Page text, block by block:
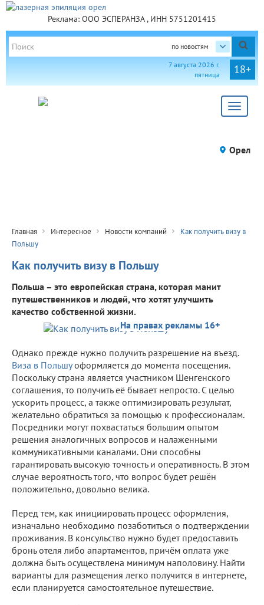
Реклама: ООО ЭСПЕРАНЗА , ИНН 5751201415
по новостям
18+
7 августа 2026 г.
пятница
Toggle
Орел
Главная Интересное Новости компаний
Как получить визу в
Польшу
Как получить визу в Польшу
Польша – это европейская страна, которая манит
путешественников и людей, что хотят улучшить
качество собственной жизни.
На правах рекламы 16+
Однако прежде нужно получить разрешение на въезд.
Виза в Польшуоформляется до момента посещения.
Поскольку страна является участником Шенгенского
соглашения, то получить её бывает непросто. С целью
ускорить процесс, а также оптимизировать результат,
желательно обратиться за помощью к профессионалам.
Посредники могут похвастаться большим опытом
решения аналогичных вопросов и налаженными
коммуникативными каналами. Они способны
гарантировать высокую точность и оперативность. В этом
случае вероятность того, что вопрос будет решён
положительно, довольно велика.
Перед тем, как инициировать процесс оформления,
изначально необходимо позаботиться о подтверждении
проживания. В консульство нужно будет предоставить
бронь отеля либо апартаментов, причём оплата уже
должна быть осуществлена минимум наполовину. Найти
варианты для размещения легко получится в интернете,
если планируется самостоятельное путешествие.